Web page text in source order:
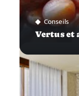
Conseils
Vertus et